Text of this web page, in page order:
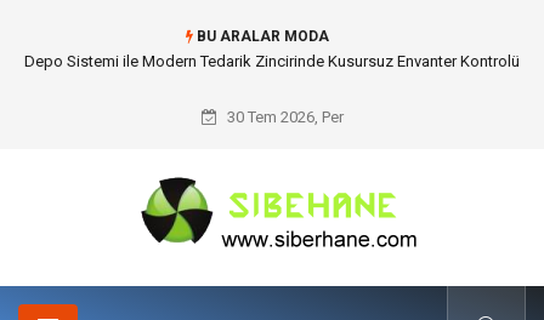
BU ARALAR MODA
Akrilik Boyama Seti ile Evinizde Dijitalden Uzak Bir Deşarj Alanı Tasarlayın
30 Tem 2026, Per